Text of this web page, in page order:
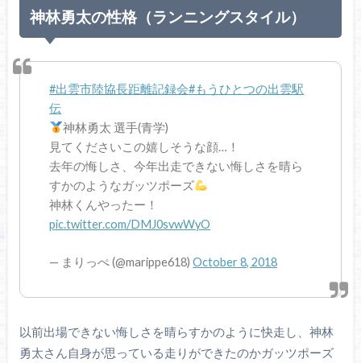
神林勇太の性格（ランニングスタイル）
#出雲市陸協長距離記録会#もうひとつの出雲駅
伝
神林勇太 選手(青学)
見てくださいこの嬉しそうな顔…！
去年の悔しさ、今年出走できない悔しさを晴ら
すかのようなガッツポーズ
神林くんやったー！
pic.twitter.com/DMJ0svwWyO
— まりっぺ (@marippe618)October 8, 2018
以前出場できない悔しさを晴らすかのように快走し、神林
勇太さん自身が思っている走りができたのかガッツポーズ